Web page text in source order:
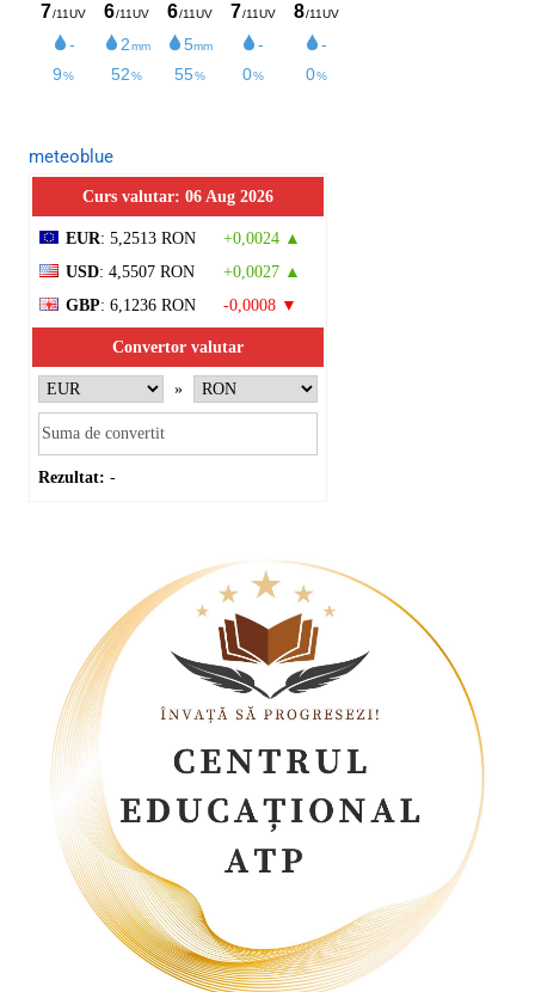
meteoblue
Curs valutar: 06 Aug 2026
EUR: 5,2513 RON
+0,0024 ▲
USD: 4,5507 RON
+0,0027 ▲
GBP: 6,1236 RON -0,0008 ▼
Convertor valutar
»
Rezultat: -